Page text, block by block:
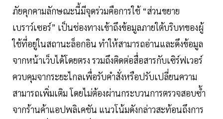
ภัยคุกคามลักษณะนี้มีจุดร่วมคือการใช้ “ส่วนขยาย
เบราว์เซอร์” เป็นช่องทางเข้าถึงข้อมูลภายใต้บริบทของผู้
ใช้ที่อยู่ในสถานะล็อกอิน ทำให้สามารถอ่านและดึงข้อมูล
จากหน้าเว็บได้โดยตรง รวมถึงติดต่อสื่อสารกับเซิร์ฟเวอร์
ควบคุมจากระยะไกลเพื่อรับคำสั่งหรือปรับเปลี่ยนความ
สามารถเพิ่มเติม โดยไม่ต้องผ่านกระบวนการตรวจสอบซ้ำ
จากร้านค้าแอปพลิเคชัน แนวโน้มดังกล่าวสะท้อนถึงการ